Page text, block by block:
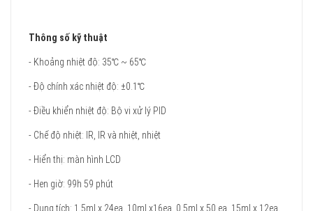
Thông số kỹ thuật
- Khoảng nhiệt độ: 35℃ ~ 65℃
- Độ chính xác nhiệt độ: ±0.1℃
- Điều khiển nhiệt độ: Bộ vi xử lý PID
- Chế độ nhiệt: IR, IR và nhiệt, nhiệt
- Hiển thị: màn hình LCD
- Hen giờ: 99h 59 phút
- Dung tích: 1.5ml x 24ea, 10ml x16ea, 0.5ml x 50 ea, 15ml x 12ea,